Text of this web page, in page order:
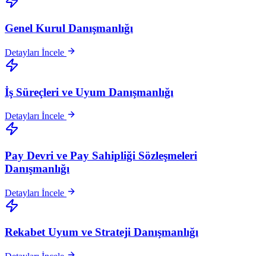
Genel Kurul Danışmanlığı
Detayları İncele
İş Süreçleri ve Uyum Danışmanlığı
Detayları İncele
Pay Devri ve Pay Sahipliği Sözleşmeleri
Danışmanlığı
Detayları İncele
Rekabet Uyum ve Strateji Danışmanlığı